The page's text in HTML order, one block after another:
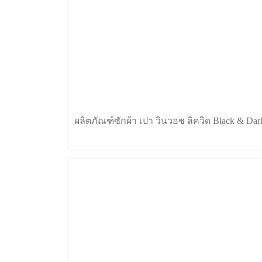
ผลิตภัณฑ์ซักผ้า เปา วินวอช ลิควิด Black &